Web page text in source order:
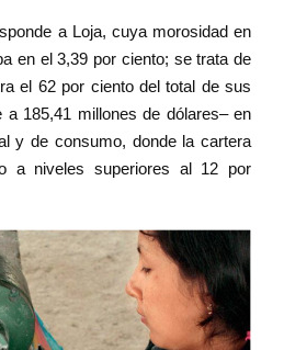
a Loja, cuya morosidad en
en el 3,39 por ciento; se trata de
el 62 por ciento del total de sus
a 185,41 millones de dólares– en
y de consumo, donde la cartera
a niveles superiores al 12 por